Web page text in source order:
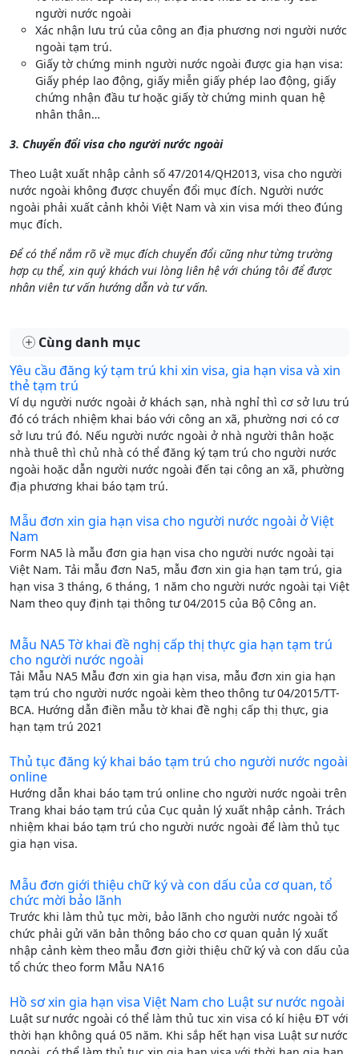
người nước ngoài
Xác nhận lưu trú của công an địa phương nơi người nước
ngoài tạm trú.
Giấy tờ chứng minh người nước ngoài được gia hạn visa:
Giấy phép lao động, giấy miễn giấy phép lao động, giấy
chứng nhận đầu tư hoặc giấy tờ chứng minh quan hệ
nhân thân…
3. Chuyển đổi visa cho người nước ngoài
Theo Luật xuất nhập cảnh số 47/2014/QH2013, visa cho người
nước ngoài không được chuyển đổi mục đích. Người nước
ngoài phải xuất cảnh khỏi Việt Nam và xin visa mới theo đúng
mục đích.
Để có thể nắm rõ về mục đích chuyển đổi cũng như từng trường
hợp cụ thể, xin quý khách vui lòng liên hệ với chúng tôi để được
nhân viên tư vấn hướng dẫn và tư vấn.
Cùng danh mục
Yêu cầu đăng ký tạm trú khi xin visa, gia hạn visa và xin
thẻ tạm trú
Ví dụ người nước ngoài ở khách sạn, nhà nghỉ thì cơ sở lưu trú
đó có trách nhiệm khai báo với công an xã, phường nơi có cơ
sở lưu trú đó. Nếu người nước ngoài ở nhà người thân hoặc
nhà thuê thì chủ nhà có thể đăng ký tạm trú cho người nước
ngoài hoặc dẫn người nước ngoài đến tại công an xã, phường
địa phương khai báo tạm trú.
Mẫu đơn xin gia hạn visa cho người nước ngoài ở Việt
Nam
Form NA5 là mẫu đơn gia hạn visa cho người nước ngoài tại
Việt Nam. Tải mẫu đơn Na5, mẫu đơn xin gia hạn tạm trú, gia
hạn visa 3 tháng, 6 tháng, 1 năm cho người nước ngoài tại Việt
Nam theo quy định tại thông tư 04/2015 của Bộ Công an.
Mẫu NA5 Tờ khai đề nghị cấp thị thực gia hạn tạm trú
cho người nước ngoài
Tải Mẫu NA5 Mẫu đơn xin gia hạn visa, mẫu đơn xin gia hạn
tạm trú cho người nước ngoài kèm theo thông tư 04/2015/TT-
BCA. Hướng dẫn điền mẫu tờ khai đề nghị cấp thị thực, gia
hạn tạm trú 2021
Thủ tục đăng ký khai báo tạm trú cho người nước ngoài
online
Hướng dẫn khai báo tạm trú online cho người nước ngoài trên
Trang khai báo tạm trú của Cục quản lý xuất nhập cảnh. Trách
nhiệm khai báo tạm trú cho người nước ngoài để làm thủ tục
gia hạn visa.
Mẫu đơn giới thiệu chữ ký và con dấu của cơ quan, tổ
chức mời bảo lãnh
Trước khi làm thủ tục mời, bảo lãnh cho người nước ngoài tổ
chức phải gửi văn bản thông báo cho cơ quan quản lý xuất
nhập cảnh kèm theo mẫu đơn giời thiệu chữ ký và con dấu của
tổ chức theo form Mẫu NA16
Hồ sơ xin gia hạn visa Việt Nam cho Luật sư nước ngoài
Luật sư nước ngoài có thể làm thủ tuc xin visa có kí hiệu ĐT với
thời hạn không quá 05 năm. Khi sắp hết hạn visa Luật sư nước